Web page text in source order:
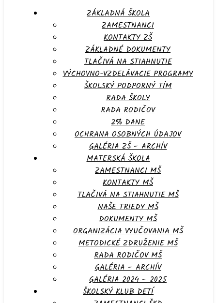
ZÁKLADNÁ ŠKOLA
ZAMESTNANCI
KONTAKTY ZŠ
ZÁKLADNÉ DOKUMENTY
TLAČIVÁ NA STIAHNUTIE
VÝCHOVNO-VZDELÁVACIE PROGRAMY
ŠKOLSKÝ PODPORNÝ TÍM
RADA ŠKOLY
RADA RODIČOV
2% DANE
OCHRANA OSOBNÝCH ÚDAJOV
GALÉRIA ZŠ – ARCHÍV
MATERSKÁ ŠKOLA
ZAMESTNANCI MŠ
KONTAKTY MŠ
TLAČIVÁ NA STIAHNUTIE MŠ
NAŠE TRIEDY MŠ
DOKUMENTY MŠ
ORGANIZÁCIA VYUČOVANIA MŠ
METODICKÉ ZDRUŽENIE MŠ
RADA RODIČOV MŠ
GALÉRIA – ARCHÍV
GALÉRIA 2024 – 2025
ŠKOLSKÝ KLUB DETÍ